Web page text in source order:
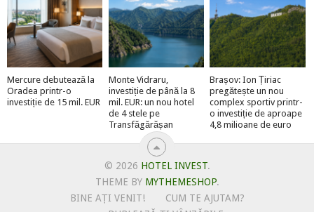
Mercure debutează la
Oradea printr-o
investiție de 15 mil. EUR
Monte Vidraru,
investiție de până la 8
mil. EUR: un nou hotel
de 4 stele pe
Transfăgărășan
Brașov: Ion Țiriac
pregătește un nou
complex sportiv printr-
o investiție de aproape
4,8 milioane de euro
© 2026 HOTEL INVEST.
THEME BY MYTHEMESHOP.
BINE AȚI VENIT!
CUM TE AJUTAM?